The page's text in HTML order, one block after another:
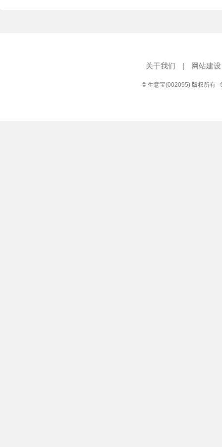
关于我们 | 网站建设
© 生意宝(002095) 版权所有